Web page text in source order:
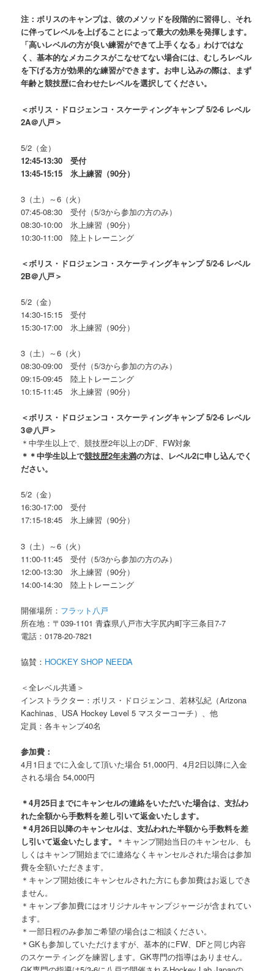
注：ボリスのキャンプは、彼のメソッドを段階的に習得し、それ
に伴ってレベルを上げることによって最大の効果を発揮します。
「高いレベルの方が良い練習ができて上手くなる」わけではな
く、基本的なメカニクスがこなせてない場合には、むしろレベル
を下げる方が効果的な練習ができます。お申し込みの際は、まず
年齢と競技歴に合わせたレベルを選択してください。
＜ボリス・ドロジェンコ・スケーティングキャンプ 5/2-6 レベル
2A＠八戸＞
5/2（金）
12:45-13:30 受付
13:45-15:15 氷上練習（90分）
3（土）～6（火）
07:45-08:30 受付（5/3から参加の方のみ）
08:30-10:00 氷上練習（90分）
10:30-11:00 陸上トレーニング
＜ボリス・ドロジェンコ・スケーティングキャンプ 5/2-6 レベル
2B＠八戸＞
5/2（金）
14:30-15:15 受付
15:30-17:00 氷上練習（90分）
3（土）～6（火）
08:30-09:00 受付（5/3から参加の方のみ）
09:15-09:45 陸上トレーニング
10:15-11:45 氷上練習（90分）
＜ボリス・ドロジェンコ・スケーティングキャンプ 5/2-6 レベル
3＠八戸＞
＊中学生以上で、競技歴2年以上のDF、FW対象
＊＊中学生以上で競技歴2年未満の方は、レベル2に申し込んでく
ださい。
5/2（金）
16:30-17:00 受付
17:15-18:45 氷上練習（90分）
3（土）～6（火）
11:00-11:45 受付（5/3から参加の方のみ）
12:00-13:30 氷上練習（90分）
14:00-14:30 陸上トレーニング
開催場所： フラット八戸
所在地：〒039-1101 青森県八戸市大字尻内町字三条目7-7
電話：0178-20-7821
協賛： HOCKEY SHOP NEEDA
＜全レベル共通＞
インストラクター：ボリス・ドロジェンコ、若林弘紀（Arizona
Kachinas、USA Hockey Level 5 マスターコーチ）、他
定員：各キャンプ40名
参加費：
4月1日までに入金して頂いた場合 51,000円、4月2日以降に入金
される場合 54,000円
＊4月25日までにキャンセルの連絡をいただいた場合は、支払わ
れた全額から手数料を差し引いて返金いたします。
＊4月26日以降のキャンセルは、支払われた半額から手数料を差
し引いて返金いたします。
＊キャンプ開始当日のキャンセル、も
しくはキャンプ開始までに連絡なくキャンセルされた場合は参加
費を全額いただきます。
＊キャンプ開始後にキャンセルされた方にも参加費はお返しでき
ません。
＊キャンプ参加費にはオリジナルキャンプジャージが含まれてい
ます。
＊一部日程のみ参加ご希望の場合はご相談ください。
＊GKも参加していただけますが、基本的にFW、DFと同じ内容
のスケーティングを練習します。GK専門の指導はありません。